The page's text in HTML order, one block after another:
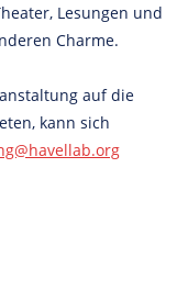
Lesungen und
Charme.
auf die
kann sich